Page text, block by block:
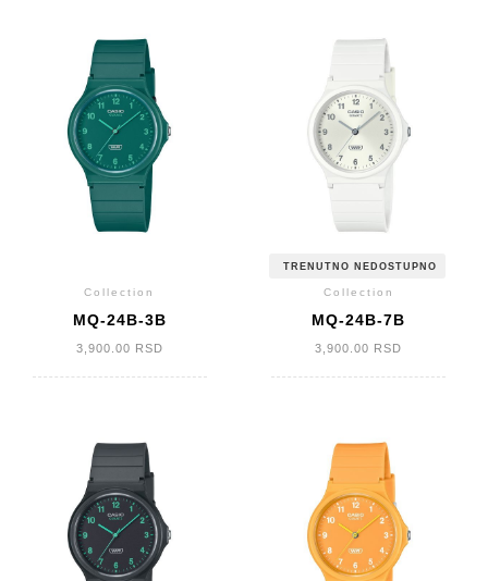
Collection
MQ-24B-3B
3,900.00 RSD
TRENUTNO NEDOSTUPNO
Collection
MQ-24B-7B
3,900.00 RSD